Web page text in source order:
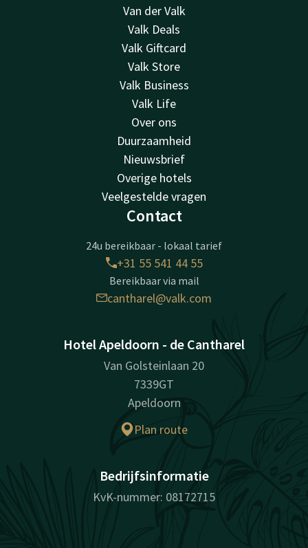
Van der Valk
Valk Deals
Valk Giftcard
Valk Store
Valk Business
Valk Life
Over ons
Duurzaamheid
Nieuwsbrief
Overige hotels
Veelgestelde vragen
Contact
24u bereikbaar - lokaal tarief
+31 55 541 44 55
Bereikbaar via mail
cantharel@valk.com
Hotel Apeldoorn - de Cantharel
Van Golsteinlaan 20
7339GT
Apeldoorn
Plan route
Bedrijfsinformatie
KvK-nummer: 08172715